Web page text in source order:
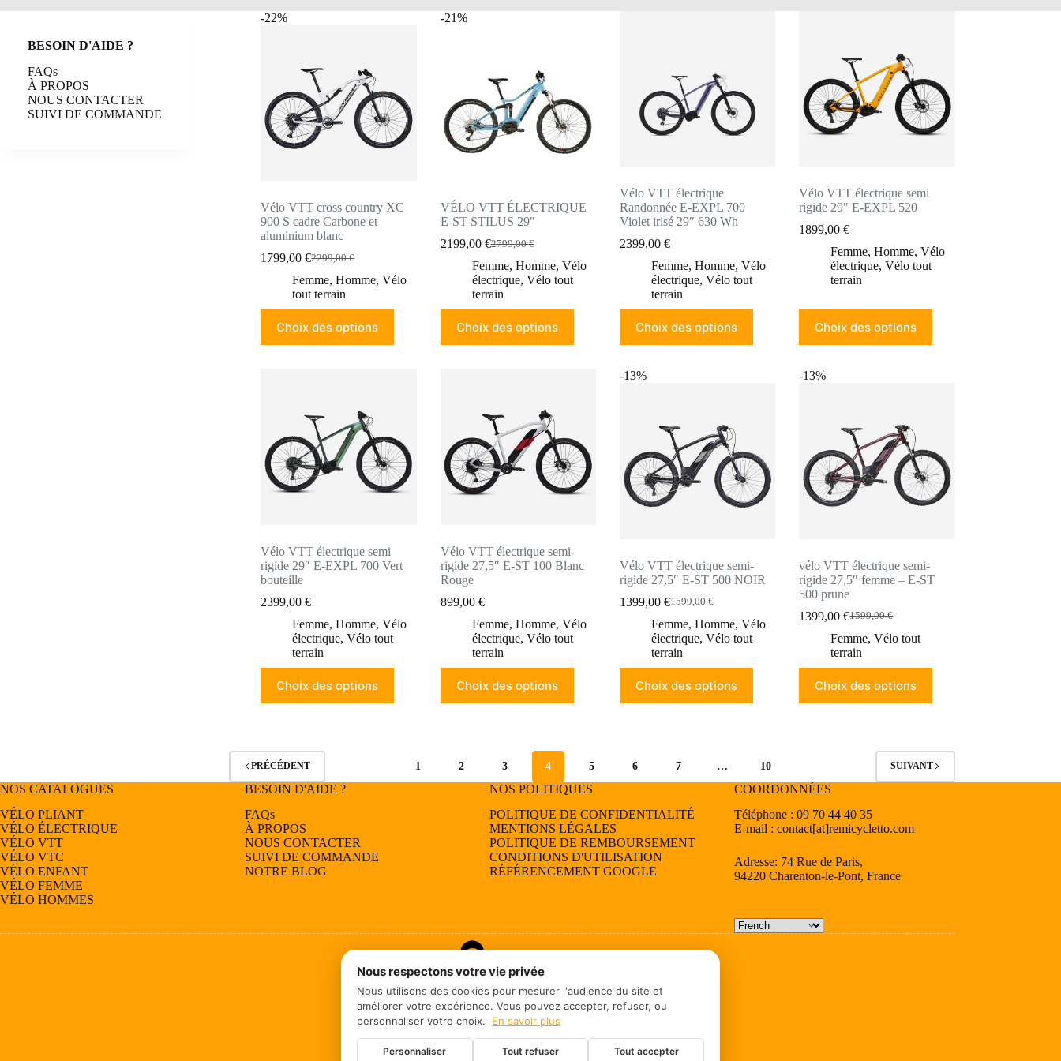
-22%
Vélo VTT cross country XC
900 S cadre Carbone et
aluminium blanc
2299,00€
Le
prix
initial
était :
2299,00 €.
1799,00€Le
prix
actuel
est :
1799,00 €.
Femme,Homme,Vélo
tout terrain
Choix des options
produit
a
choisies
sur
la
page
-21%
VÉLO VTT ÉLECTRIQUE
E-ST STILUS 29″
2799,00€
Le
prix
initial
était :
2799,00 €.
2199,00 €
Le
prix
actuel
est :
2199,00 €.
Femme, Homme, Vélo
électrique, Vélo tout
terrain
Choix des options
produit
a
choisies
sur
la
page
Vélo VTT électrique
Randonnée E-EXPL 700
Violet irisé 29″ 630 Wh
2399,00 €
Femme, Homme, Vélo
électrique, Vélo tout
terrain
Choix des options
produit
a
variations.
sur
la
page
du
Vélo VTT électrique semi
rigide 29″ E-EXPL 520
1899,00€
Femme,Homme,Vélo
électrique,Vélo tout
terrain
Choix des options
produit
a
variations.
sur
la
page
du
Vélo VTT électrique semi
rigide 29″ E-EXPL 700 Vert
bouteille
2399,00€
Femme,Homme,Vélo
électrique,Vélo tout
terrain
Choix des options
produit
a
options
peuvent
être
sur
la
page
du
produit
Vélo VTT électrique semi-
rigide 27,5″ E-ST 100 Blanc
Rouge
899,00 €
Femme, Homme, Vélo
électrique, Vélo tout
terrain
Choix des options
produit
a
options
peuvent
-13%
Vélo VTT électrique semi-
rigide 27,5″ E-ST 500 NOIR
1599,00€
Le
prix
initial
était :
1399,00 €
Le
prix
actuel
est :
Femme, Homme, Vélo
électrique, Vélo tout
terrain
Choix des options
produit
a
options
peuvent
sur
page
du
produit
-13%
vélo VTT électrique semi-
rigide 27,5″ femme – E-ST
500 prune
1599,00€
Le
prix
initial
1599,00 €.
1399,00€Le
prix
actuel
1399,00 €.
Femme,Vélo tout
terrain
Choix des options
produit
a
être
sur
la
du
produit
PRÉCÉDENT 1 2 3 4 5 6 7 … 10 SUIVANT
BESOIN D'AIDE ?
FAQs
À PROPOS
NOUS CONTACTER
SUIVI DE COMMANDE
NOS CATALOGUES
VÉLO PLIANT
VÉLO ÉLECTRIQUE
VÉLO VTT
VÉLO VTC
VÉLO ENFANT
VÉLO FEMME
VÉLO HOMMES
BESOIN D'AIDE ?
FAQs
À PROPOS
NOUS CONTACTER
SUIVI DE COMMANDE
NOTRE BLOG
NOS POLITIQUES
POLITIQUE DE CONFIDENTIALITÉ
MENTIONS LÉGALES
POLITIQUE DE REMBOURSEMENT
CONDITIONS D'UTILISATION
RÉFÉRENCEMENT GOOGLE
COORDONNÉES
Téléphone : 09 70 44 40 35
E-mail : contact[at]remicycletto.com
Adresse: 74 Rue de Paris,
94220 Charenton-le-Pont, France
Nous respectons votre vie privée
Nous utilisons des cookies pour mesurer l'audience du site et
améliorer votre expérience. Vous pouvez accepter, refuser, ou
personnaliser votre choix.
En savoir plus
Personnaliser Tout refuser Tout accepter